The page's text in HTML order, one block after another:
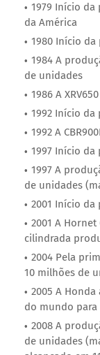
1979 Início
da América
1980 Início
1984 A
de unidades
1986 A
1992 Início
1992 A
1997 Início
1997 A
de unidades
2001 Início
2001 A
cilindrada
2004 Pela
10 milhões de
2005 A
do mundo para
2008 A
de unidades